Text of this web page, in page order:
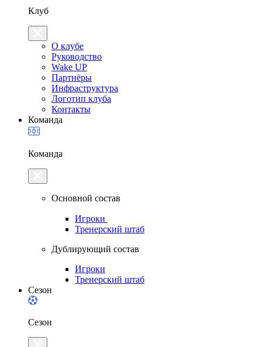
Клуб
О клубе
Руководство
Wake UP
Партнёры
Инфраструктура
Логотип клуба
Контакты
Команда
Команда
Основной состав
Игроки
Тренерский штаб
Дублирующий состав
Игроки
Тренерский штаб
Сезон
Сезон